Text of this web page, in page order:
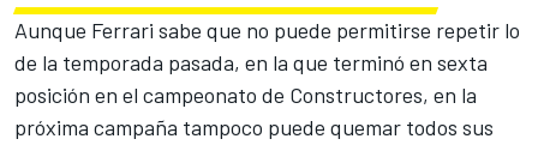
Aunque Ferrari sabe que no puede permitirse repetir lo
de la temporada pasada, en la que terminó en sexta
posición en el campeonato de Constructores, en la
próxima campaña tampoco puede quemar todos sus